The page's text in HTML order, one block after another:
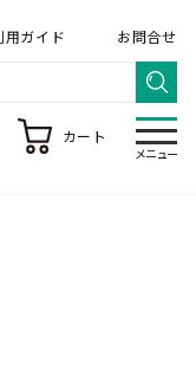
用ガイド お問合せ
カート
メニ
メニュー